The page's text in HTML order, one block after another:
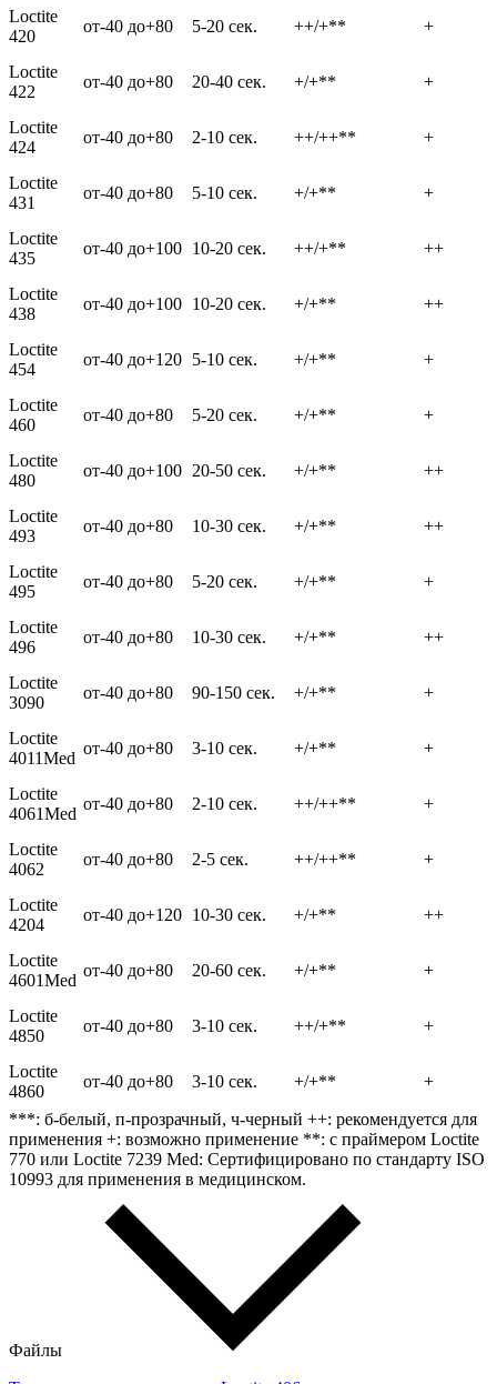
Loctite
420
от-40 до+80 5-20 сек. ++/+** +
Loctite
422
от-40 до+80 20-40 сек. +/+** +
Loctite
424
от-40 до+80 2-10 сек. ++/++** +
Loctite
431
от-40 до+80 5-10 сек. +/+** +
Loctite
435
от-40 до+100 10-20 сек. ++/+** ++
Loctite
438
от-40 до+100 10-20 сек. +/+** ++
Loctite
454
от-40 до+120 5-10 сек. +/+** +
Loctite
460
от-40 до+80 5-20 сек. +/+** +
Loctite
480
от-40 до+100 20-50 сек. +/+** ++
Loctite
493
от-40 до+80 10-30 сек. +/+** ++
Loctite
495
от-40 до+80 5-20 сек. +/+** +
Loctite
496
от-40 до+80 10-30 сек. +/+** ++
Loctite
3090
от-40 до+80 90-150 сек. +/+** +
Loctite
4011Med
от-40 до+80 3-10 сек. +/+** +
Loctite
4061Med
от-40 до+80 2-10 сек. ++/++** +
Loctite
4062
от-40 до+80 2-5 сек. ++/++** +
Loctite
4204
от-40 до+120 10-30 сек. +/+** ++
Loctite
4601Med
от-40 до+80 20-60 сек. +/+** +
Loctite
4850
от-40 до+80 3-10 сек. ++/+** +
Loctite
4860
от-40 до+80 3-10 сек. +/+**
+
***: б-белый, п-прозрачный, ч-черный ++: рекомендуется для
применения +: возможно применение **: с праймером Loctite
770 или Loctite 7239 Med: Сертифицировано по стандарту ISO
10993 для применения в медицинском.
Файлы